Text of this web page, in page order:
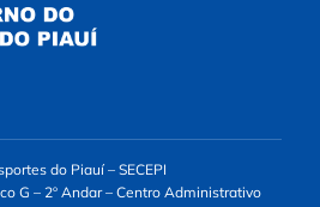
do Piauí – SECEPI
G – 2º Andar – Centro Administrativo